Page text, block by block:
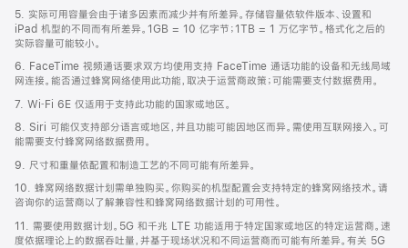
5. 实际可用容量会由于诸多因素而减少并有所差异。存储容量依软件版本、设置和
iPad 机型的不同而有所差异。1GB = 10 亿字节；1TB = 1 万亿字节。格式化之后的
实际容量可能较小。
6. FaceTime 视频通话要求双方均使用支持 FaceTime 通话功能的设备和无线局域
网连接。能否通过蜂窝网络使用此功能，取决于运营商政策；可能需要支付数据费用。
7. Wi‑Fi 6E 仅适用于支持此功能的国家或地区。
8. Siri 可能仅支持部分语言或地区，并且功能可能因地区而异。需使用互联网接入。可
能需要支付蜂窝网络数据费用。
9. 尺寸和重量依配置和制造工艺的不同可能有所差异。
10. 蜂窝网络数据计划需单独购买。你购买的机型配置会支持特定的蜂窝网络技术。请
咨询你的运营商以了解兼容性和蜂窝网络数据计划的可用性。
11. 需要使用数据计划。5G 和千兆 LTE 功能适用于特定国家或地区的特定运营商。速
度依据理论上的数据吞吐量，并基于现场状况和不同运营商而可能有所差异。有关 5G